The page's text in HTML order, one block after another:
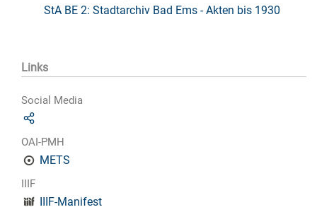
StA BE 2: Stadtarchiv Bad Ems - Akten bis 1930
Links
Social Media
OAI-PMH
METS
IIIF
IIIF-Manifest